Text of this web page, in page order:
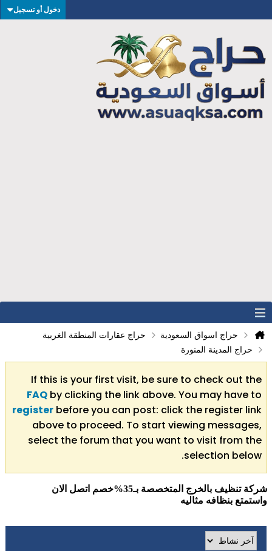
دخول أو تسجيل
حراج اسواق السعودية
حراج عقارات المنطقة الغربية
حراج المدينة المنورة
If this is your first visit, be sure to check out the
FAQ by clicking the link above. You may have to
register before you can post: click the register link
above to proceed. To start viewing messages,
select the forum that you want to visit from the
selection below.
شركة تنظيف بالخرج المتخصصة بـ35%خصم اتصل الان
واستمتع بنظافه مثاليه